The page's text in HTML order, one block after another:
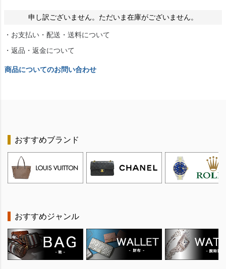
申し訳ございません。ただいま在庫がございません。
・お支払い・配送・送料について
・返品・返金について
商品についてのお問い合わせ
おすすめブランド
おすすめジャンル